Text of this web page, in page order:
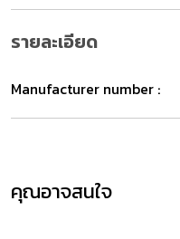
รายละเอียด
Manufacturer number :
คุณอาจสนใจ